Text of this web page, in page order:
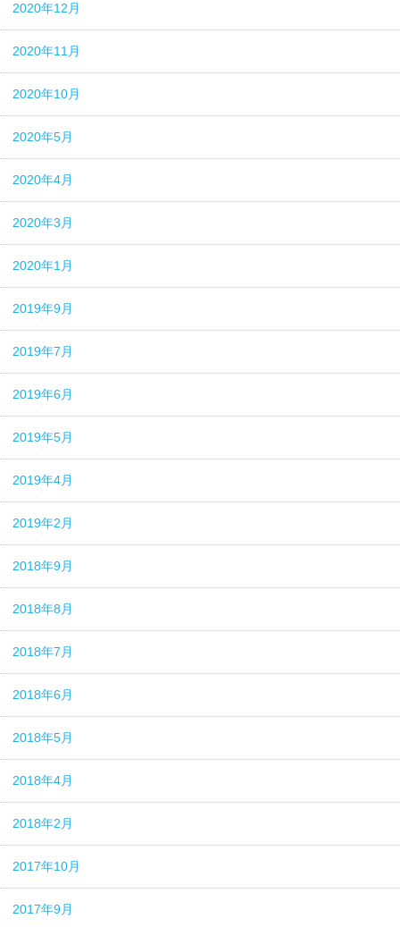
2020年12月
2020年11月
2020年10月
2020年5月
2020年4月
2020年3月
2020年1月
2019年9月
2019年7月
2019年6月
2019年5月
2019年4月
2019年2月
2018年9月
2018年8月
2018年7月
2018年6月
2018年5月
2018年4月
2018年2月
2017年10月
2017年9月